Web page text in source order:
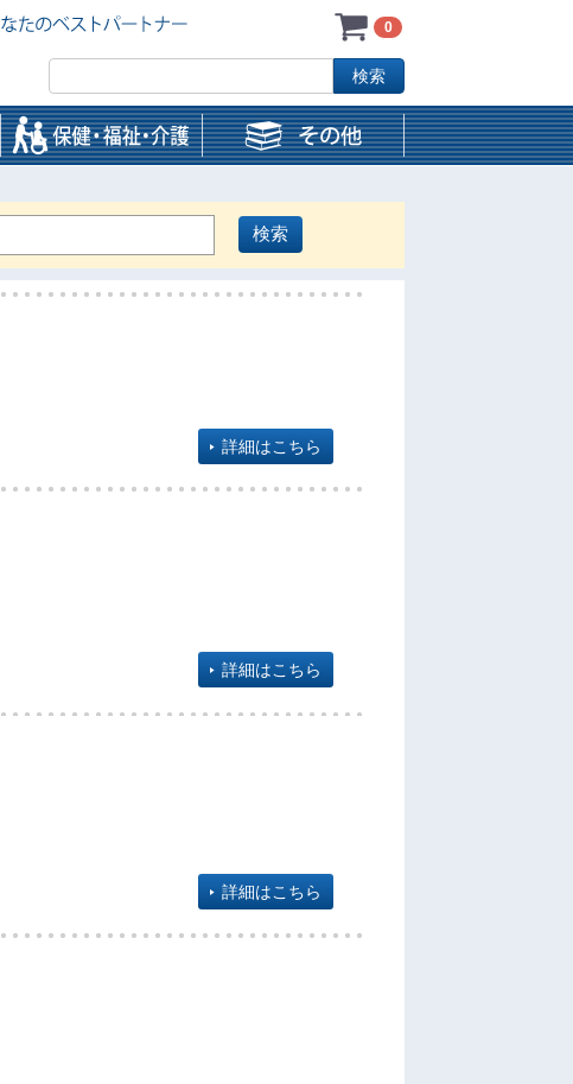
0
詳細はこちら
詳細はこちら
詳細はこちら